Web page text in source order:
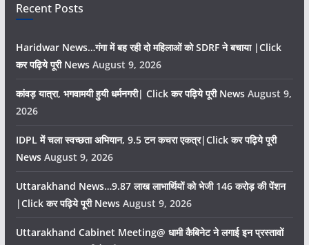
Recent Posts
Haridwar News…गंगा में बह रही दो महिलाओं को SDRF ने बचाया |Click
कर पढ़िये पूरी News August 9, 2026
कांवड़ यात्रा, भगवामयी हुयी धर्मनगरी| Click कर पढ़िये पूरी News August 9,
2026
IDPL में चला स्वच्छता अभियान, 9.5 टन कचरा एकत्र|Click कर पढ़िये पूरी
News August 9, 2026
Uttarakhand News…9.87 लाख लाभार्थियों को भेजी 146 करोड़ की पेंशन
|Click कर पढ़िये पूरी News August 9, 2026
Uttarakhand Cabinet Meeting@ धामी कैबिनेट ने लगाई इन प्रस्तावों